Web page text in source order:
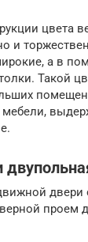
цвета
и
а в
Такой
проем